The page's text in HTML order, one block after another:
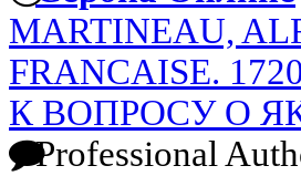
MARTINEAU,
FRANCAISE.
К ВОПРОСУ О
Professional